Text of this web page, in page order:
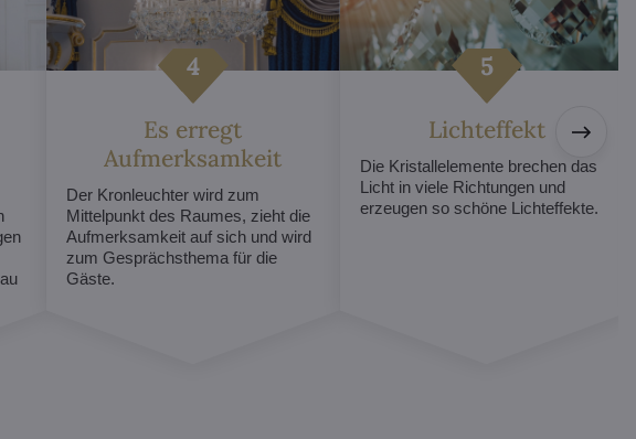
Es erregt
Aufmerksamkeit
Der Kronleuchter wird zum
Mittelpunkt des Raumes, zieht die
Aufmerksamkeit auf sich und wird
zum Gesprächsthema für die
Gäste.
Lichteffekt
Die Kristallelemente brechen das
Licht in viele Richtungen und
erzeugen so schöne Lichteffekte.